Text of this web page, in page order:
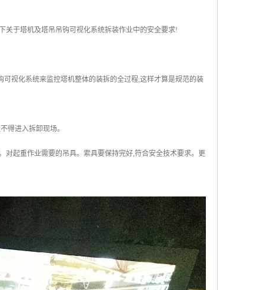
关于塔机及塔吊吊钩可视化系统拆装作业中的安全要求!
视化系统来监控塔机整体的装拆的全过程,这样才算是规范的装
得进入拆卸现场。
起重作业需要的吊具。索具要保持完好,符合安全技术要求。更